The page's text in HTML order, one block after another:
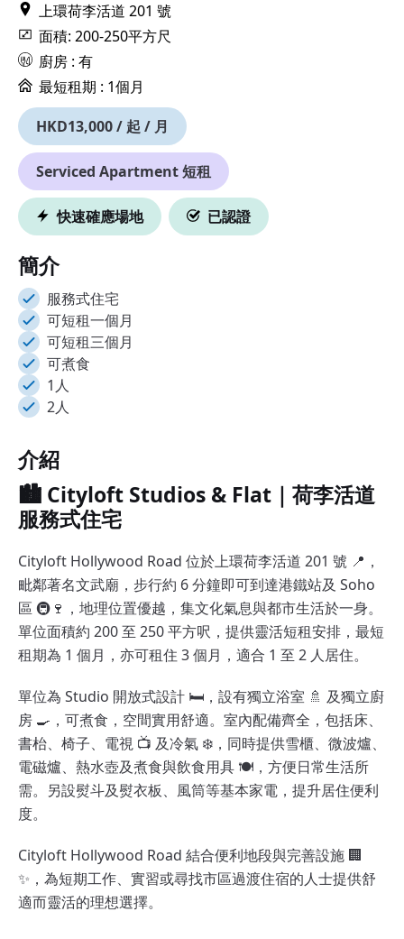
上環荷李活道 201 號
面積: 200-250平方尺
廚房 : 有
最短租期 : 1個月
HKD13,000 / 起 / 月
Serviced Apartment 短租
快速確應場地 已認證
簡介
服務式住宅
可短租一個月
可短租三個月
可煮食
1人
2人
介紹
🏙️ Cityloft Studios & Flat｜荷李活道
服務式住宅
Cityloft Hollywood Road 位於上環荷李活道 201 號 📍，
毗鄰著名文武廟，步行約 6 分鐘即可到達港鐵站及 Soho
區 🚇🍷，地理位置優越，集文化氣息與都市生活於一身。
單位面積約 200 至 250 平方呎，提供靈活短租安排，最短
租期為 1 個月，亦可租住 3 個月，適合 1 至 2 人居住。
單位為 Studio 開放式設計 🛏️，設有獨立浴室 🚿 及獨立廚
房 🍳，可煮食，空間實用舒適。室內配備齊全，包括床、
書枱、椅子、電視 📺 及冷氣 ❄️，同時提供雪櫃、微波爐、
電磁爐、熱水壺及煮食與飲食用具 🍽️，方便日常生活所
需。另設熨斗及熨衣板、風筒等基本家電，提升居住便利
度。
Cityloft Hollywood Road 結合便利地段與完善設施 🏢
✨，為短期工作、實習或尋找市區過渡住宿的人士提供舒
適而靈活的理想選擇。